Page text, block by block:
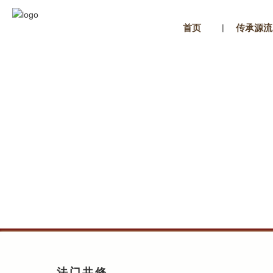
首页 | 传承源流